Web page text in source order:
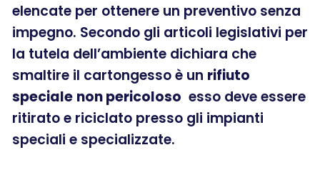
elencate per ottenere un preventivo senza
impegno. Secondo gli articoli legislativi per
la tutela dell’ambiente dichiara che
smaltire il cartongesso è un rifiuto
speciale non pericoloso esso deve essere
ritirato e riciclato presso gli impianti
speciali e specializzate.